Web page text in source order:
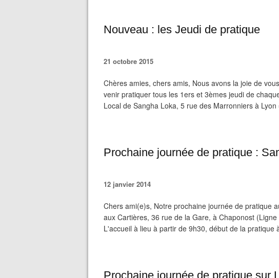
Nouveau : les Jeudi de pratique
21 octobre 2015
Chères amies, chers amis, Nous avons la joie de
venir pratiquer tous les 1ers et 3èmes jeudi de
Local de Sangha Loka, 5 rue des Marronniers à
Prochaine journée de pratique :
12 janvier 2014
Chers ami(e)s, Notre prochaine journée de pratique
aux Cartières, 36 rue de la Gare, à Chaponost
L'accueil à lieu à partir de 9h30, début de la pratique
Prochaine journée de pratique sur